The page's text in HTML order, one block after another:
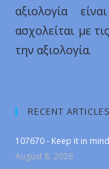
αξιολογία
ασχολείται με
την αξιολογία.
RECENT ARTICLES
107670 - Keep it in mind
August 8, 2026